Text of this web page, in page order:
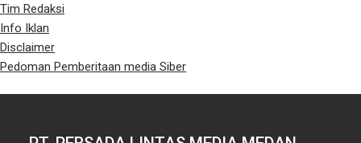
Tim Redaksi
Info Iklan
Disclaimer
Pedoman Pemberitaan media Siber